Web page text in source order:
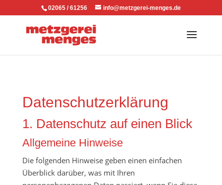
02065 / 61256 info@metzgerei-menges.de
Datenschutzerklärung
1. Datenschutz auf einen Blick
Allgemeine Hinweise
Die folgenden Hinweise geben einen einfachen
Überblick darüber, was mit Ihren